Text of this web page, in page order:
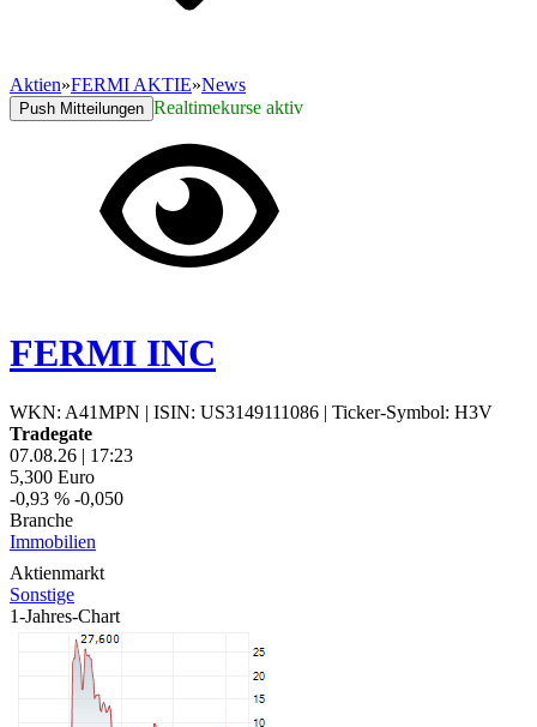
Aktien»FERMI AKTIE»News
Push Mitteilungen Realtimekurse aktiv
FERMI INC
WKN: A41MPN | ISIN: US3149111086 | Ticker-Symbol: H3V
Tradegate
07.08.26 | 17:23
5,300 Euro
-0,93 % -0,050
Branche
Immobilien
Aktienmarkt
Sonstige
1-Jahres-Chart